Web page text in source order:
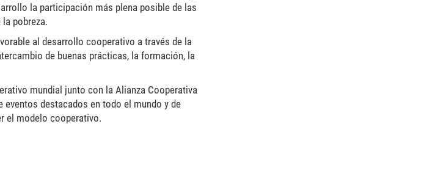
la participación más plena posible de las
pobreza.
al desarrollo cooperativo a través de la
de buenas prácticas, la formación, la
mundial junto con la Alianza Cooperativa
eventos destacados en todo el mundo y de
el modelo cooperativo.